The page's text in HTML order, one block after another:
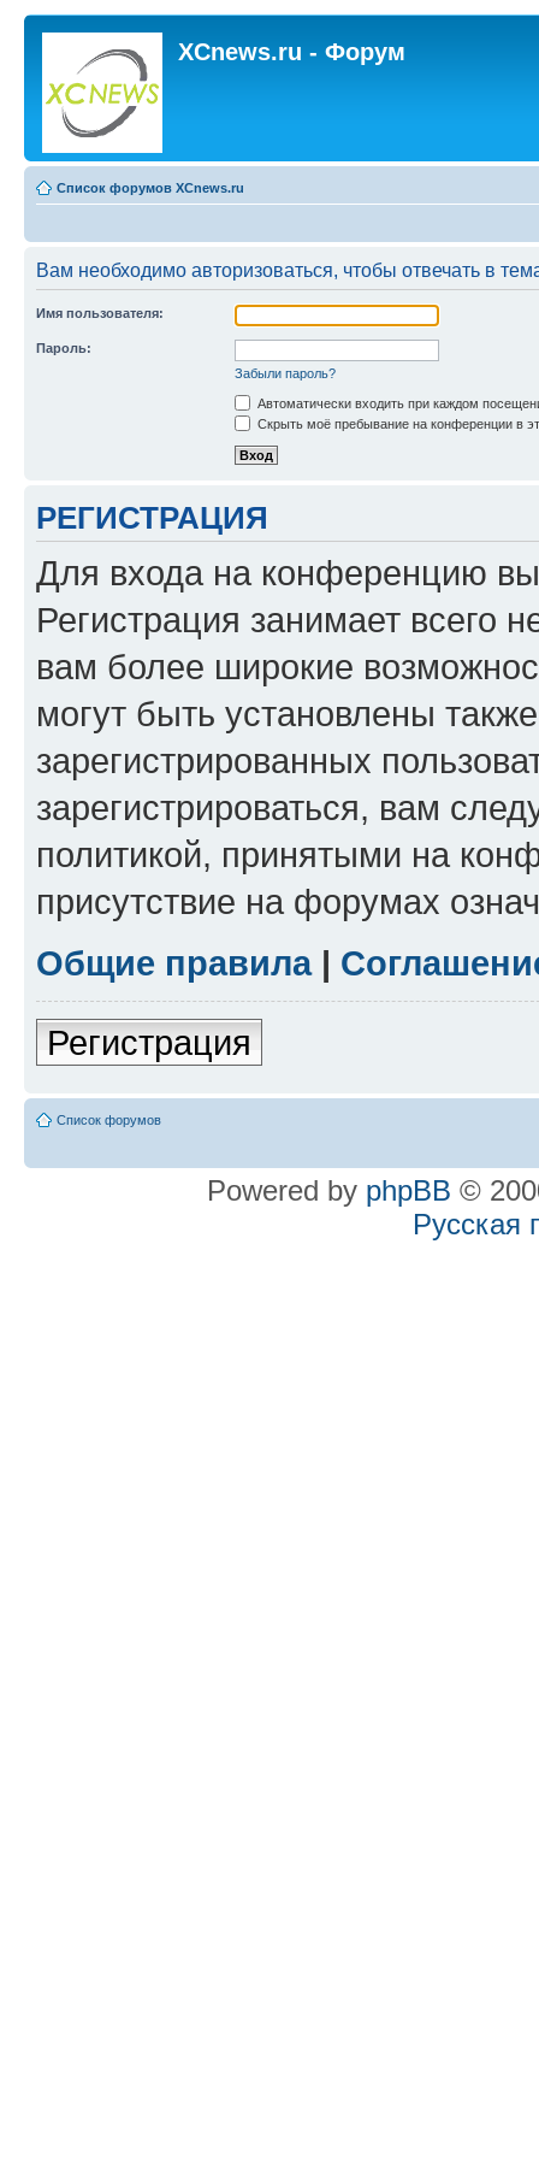
XCnews.ru - Форум
Список форумов XCnews.ru
Вам необходимо авторизоваться, чтобы отвечать в
Имя пользователя:
Пароль:
Забыли пароль?
Автоматически входить при каждом
Скрыть моё пребывание на конференции в
РЕГИСТРАЦИЯ
Для входа на конференцию
Регистрация занимает всего
вам более широкие
могут быть установлены
зарегистрированных
зарегистрироваться, вам
политикой, принятыми на
присутствие на форумах
Общие правила|
Регистрация
Список форумов
Powered by phpBB ©
Русская